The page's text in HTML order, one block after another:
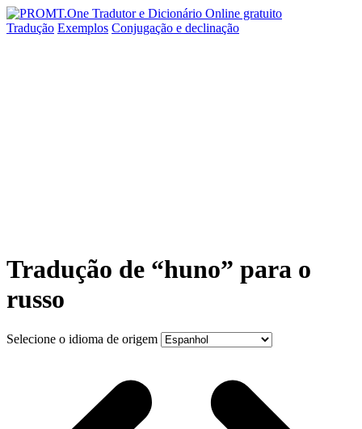
Tradução Exemplos Conjugação e declinação
Tradução de “huno” para o
russo
Selecione o idioma de origem